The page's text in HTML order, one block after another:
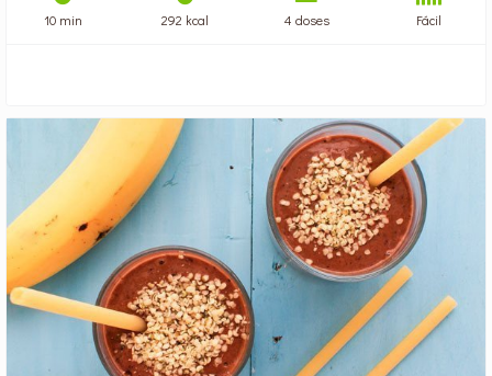
10 min 292 kcal 4 doses Fácil